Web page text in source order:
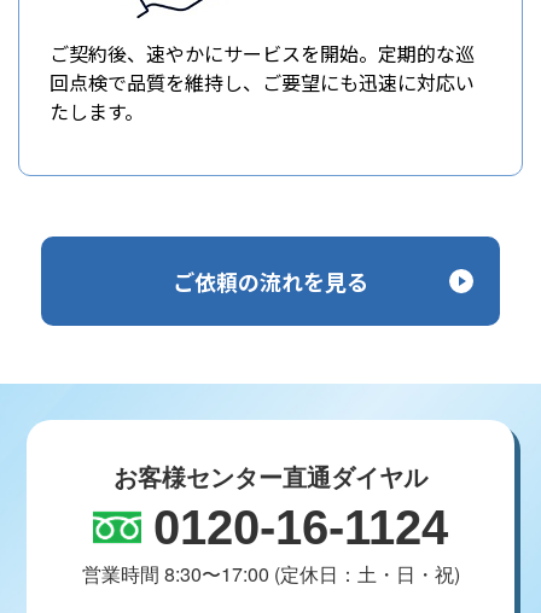
ご契約後、速やかにサービスを開始。定期的な巡
回点検で品質を維持し、ご要望にも迅速に対応い
たします。
ご依頼の流れを見る
お客様センター直通ダイヤル
0120-16-1124
営業時間 8:30〜17:00 (定休日：土・日・祝)